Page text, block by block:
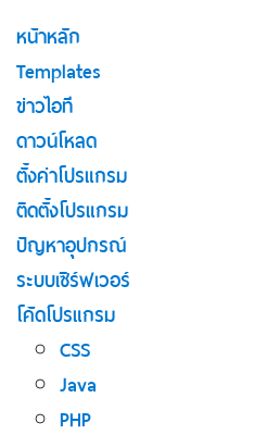
หน้าหลัก
Templates
ข่าวไอที
ดาวน์โหลด
ตั้งค่าโปรแกรม
ติดตั้งโปรแกรม
ปัญหาอุปกรณ์
ระบบเซิร์ฟเวอร์
โค้ดโปรแกรม
CSS
Java
PHP